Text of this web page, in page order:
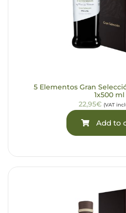
5 Elementos Gran
1x500 ml
22,95€ (VAT
Add to